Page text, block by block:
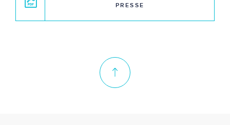
PRESSE